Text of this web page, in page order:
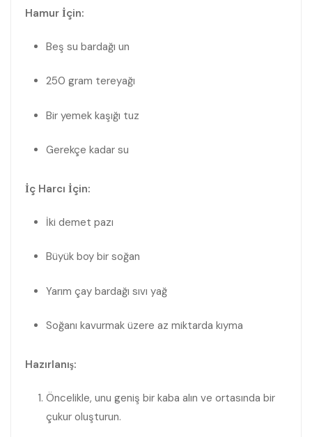
Hamur İçin:
Beş su bardağı un
250 gram tereyağı
Bir yemek kaşığı tuz
Gerekçe kadar su
İç Harcı İçin:
İki demet pazı
Büyük boy bir soğan
Yarım çay bardağı sıvı yağ
Soğanı kavurmak üzere az miktarda kıyma
Hazırlanış:
Öncelikle, unu geniş bir kaba alın ve ortasında bir
çukur oluşturun.